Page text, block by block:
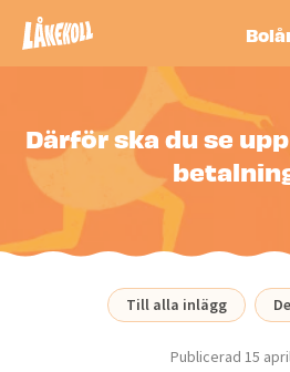
Därför ska du se
Till alla inlägg
Publicerad 15